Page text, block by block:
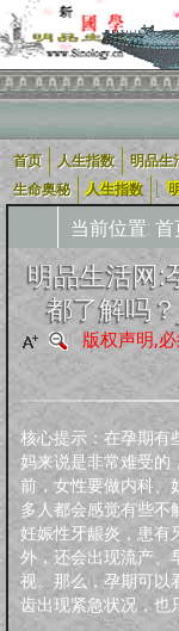
相关栏目导航：
企业用户 道学五术
道学经
典
四库全
书
苑
养生撷
粹
道家文
化
人生指数
人生指数 社会指数
上古咒语
明品生活
调养保健 鸡汤杂谈
虚拟人生
虚拟父母
人生五术
首页 人生指数 明品生
生命奥秘
人生指数 |
当前位置: 首
明品生活网:
都了解吗
版权声明,
核心提示：在孕期有
妈来说是非常难受的
前，女性要做内科、
多人都会感觉有些不
妊娠性牙龈炎，患有
外，还会出现流产、
视。那么，孕期可以
齿出现紧急状况，也